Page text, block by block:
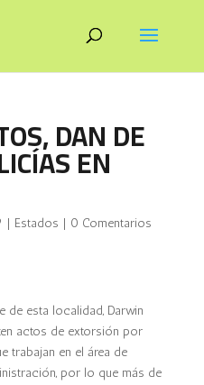
DAN DE
EN
| Estados | 0 Comentarios
de esta localidad, Darwin
actos de extorsión por
trabajan en el área de
por lo que más de